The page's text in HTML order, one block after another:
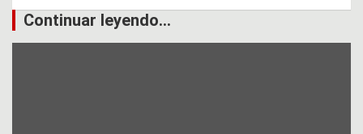
Continuar leyendo...